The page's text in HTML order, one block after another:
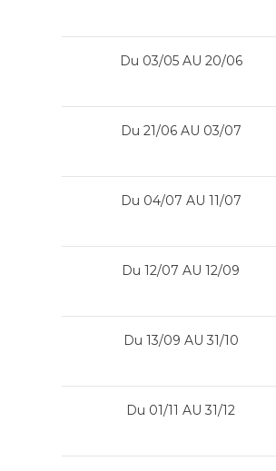
Du 03/05 AU 20/06
Du 21/06 AU 03/07
Du 04/07 AU 11/07
Du 12/07 AU 12/09
Du 13/09 AU 31/10
Du 01/11 AU 31/12